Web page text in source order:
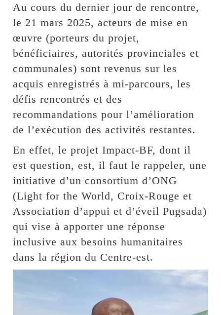
Au cours du dernier jour de rencontre,
le 21 mars 2025, acteurs de mise en
œuvre (porteurs du projet,
bénéficiaires, autorités provinciales et
communales) sont revenus sur les
acquis enregistrés à mi-parcours, les
défis rencontrés et des
recommandations pour l’amélioration
de l’exécution des activités restantes.
En effet, le projet Impact-BF, dont il
est question, est, il faut le rappeler, une
initiative d’un consortium d’ONG
(Light for the World, Croix-Rouge et
Association d’appui et d’éveil Pugsada)
qui vise à apporter une réponse
inclusive aux besoins humanitaires
dans la région du Centre-est.